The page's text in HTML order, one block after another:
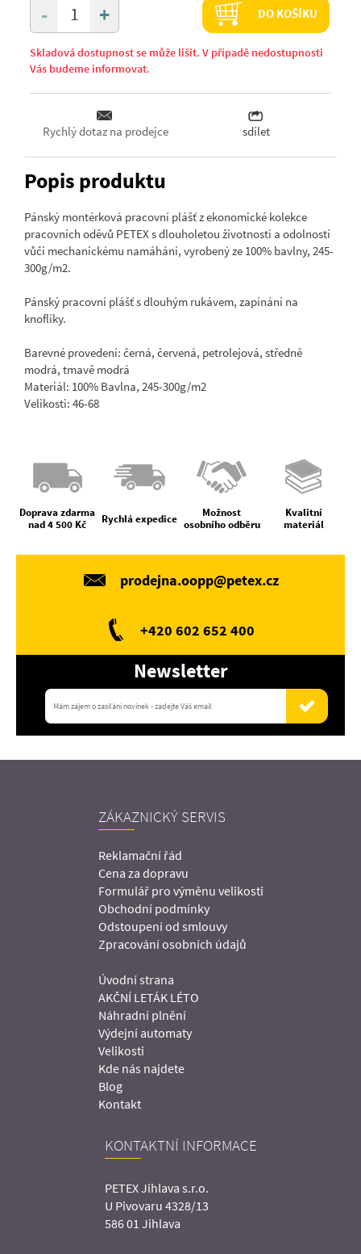
+
- DO KOŠÍKU
Skladová dostupnost se může lišit. V případě nedostupnosti
Vás budeme informovat.
Rychlý dotaz na prodejce sdílet
Popis produktu
Pánský montérková pracovní plášť z ekonomické kolekce
pracovních oděvů PETEX s dlouholetou životností a odolností
vůči mechanickému namáhání, vyrobený ze 100% bavlny, 245-
300g/m2.
Pánský pracovní plášť s dlouhým rukávem, zapínání na
knoflíky.
Barevné provedení: černá, červená, petrolejová, středně
modrá, tmavě modrá
Materiál: 100% Bavlna, 245-300g/m2
Velikosti: 46-68
Doprava zdarma
nad 4 500 Kč
Rychlá expedice
Možnost
osobního odběru
Kvalitní
materiál
prodejna.oopp@petex.cz
+420 602 652 400
Newsletter
ZÁKAZNICKÝ SERVIS
Reklamační řád
Cena za dopravu
Formulář pro výměnu velikosti
Obchodní podmínky
Odstoupení od smlouvy
Zpracování osobních údajů
Úvodní strana
AKČNÍ LETÁK LÉTO
Náhradní plnění
Výdejní automaty
Velikosti
Kde nás najdete
Blog
Kontakt
KONTAKTNÍ INFORMACE
PETEX Jihlava s.r.o.
U Pivovaru 4328/13
586 01 Jihlava